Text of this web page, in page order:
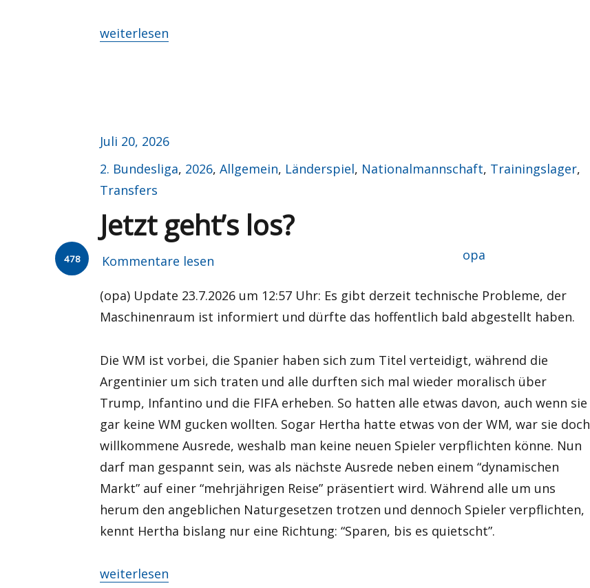
„Woche der Wahrheit“
weiterlesen
Veröffentlicht
am
Juli 20, 2026
Kategorien
2. Bundesliga, 2026,Allgemein, Länderspiel, Nationalmannschaft, Trainingslager,
Transfers
Jetzt geht’s los?
478 Kommentare lesen Autor
opa
(opa) Update 23.7.2026 um 12:57 Uhr: Es gibt derzeit technische Probleme, der
Maschinenraum ist informiert und dürfte das hoffentlich bald abgestellt haben.
Die WM ist vorbei, die Spanier haben sich zum Titel verteidigt, während die
Argentinier um sich traten und alle durften sich mal wieder moralisch über
Trump, Infantino und die FIFA erheben. So hatten alle etwas davon, auch wenn sie
gar keine WM gucken wollten. Sogar Hertha hatte etwas von der WM, war sie doch
willkommene Ausrede, weshalb man keine neuen Spieler verpflichten könne. Nun
darf man gespannt sein, was als nächste Ausrede neben einem “dynamischen
Markt” auf einer “mehrjährigen Reise” präsentiert wird. Während alle um uns
herum den angeblichen Naturgesetzen trotzen und dennoch Spieler verpflichten,
kennt Hertha bislang nur eine Richtung: “Sparen, bis es quietscht”.
„Jetzt geht’s los?“
weiterlesen